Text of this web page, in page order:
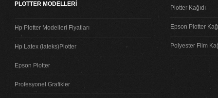
PLOTTER MODELLERİ
Hp Plotter Modelleri Fiyatları
Hp Latex (lateks)Plotter
Epson Plotter
Profesyonel Grafikler
Plotter Kağıdı
Epson Plotter
Polyester Film